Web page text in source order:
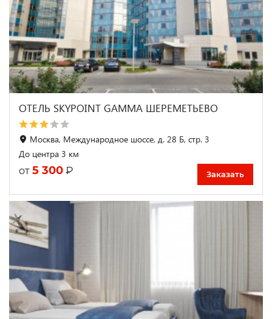
ОТЕЛЬ SKYPOINT GAMMA ШЕРЕМЕТЬЕВО
Москва, Международное шоссе, д. 28 Б, стр. 3
До центра 3 км
от 5 300 ₽ Заказать